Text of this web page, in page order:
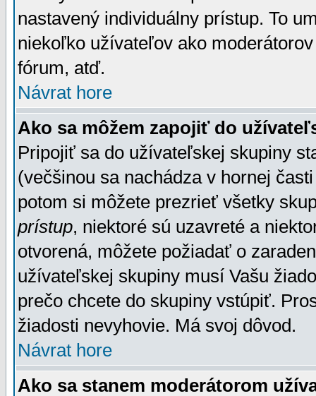
nastavený individuálny prístup. To
niekoľko užívateľov ako
fórum, atď.
Návrat hore
Ako sa môžem zapojiť do
Pripojiť sa do užívateľskej skupiny
(večšinou sa nachádza v hornej
potom si môžete prezrieť všetky
prístup, niektoré sú uzavreté a
otvorená, môžete požiadať o
užívateľskej skupiny musí Vašu
prečo chcete do skupiny vstúpiť.
žiadosti nevyhovie. Má svoj dôvod.
Návrat hore
Ako sa stanem moderátorom